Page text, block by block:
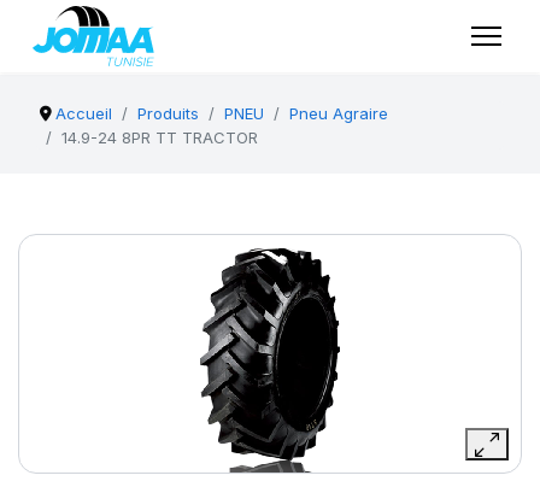
Accueil Produits PNEU
Pneu Agraire
14.9-24 8PR TT TRACTOR